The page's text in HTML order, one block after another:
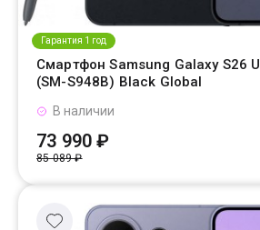
Гарантия 1 год
Смартфон Samsung Galaxy S26
(SM-S948B) Black Global
В наличии
73 990 ₽
85 089 ₽